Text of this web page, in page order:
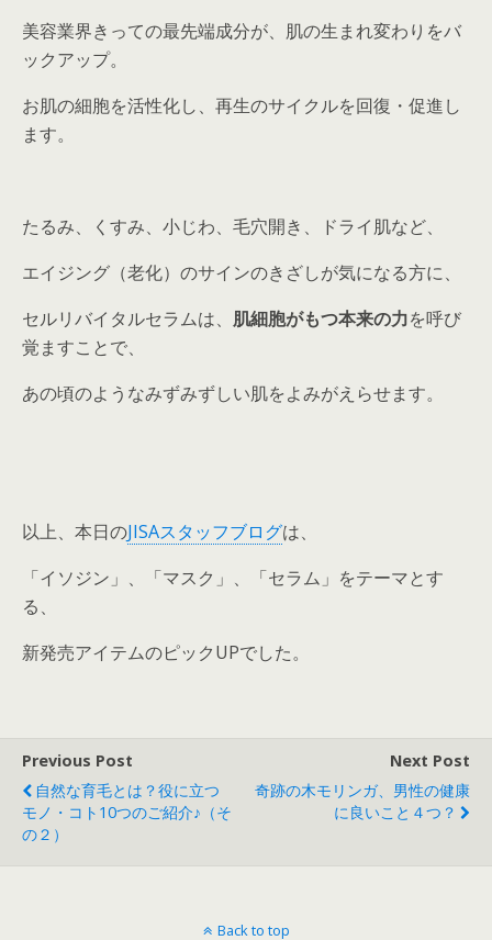
美容業界きっての最先端成分が、肌の生まれ変わりをバ
ックアップ。
お肌の細胞を活性化し、再生のサイクルを回復・促進し
ます。
たるみ、くすみ、小じわ、毛穴開き、ドライ肌など、
エイジング（老化）のサインのきざしが気になる方に、
セルリバイタルセラムは、 肌細胞がもつ本来の力を呼び
覚ますことで、
あの頃のようなみずみずしい肌をよみがえらせます。
以上、本日のJISAスタッフブログは、
「イソジン」、「マスク」、「セラム」をテーマとす
る、
新発売アイテムのピックUPでした。
Previous Post
自然な育毛とは？役に立つ
モノ・コト10つのご紹介♪（そ
の２）
Next Post
奇跡の木モリンガ、男性の健康
に良いこと４つ？
Back to top